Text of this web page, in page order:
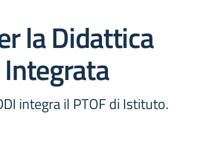
la Didattica
integra il PTOF di Istituto.